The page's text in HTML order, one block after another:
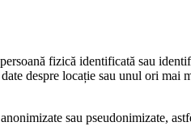
fizică identificată sau
despre locație sau unul ori
sau pseudonimizate,